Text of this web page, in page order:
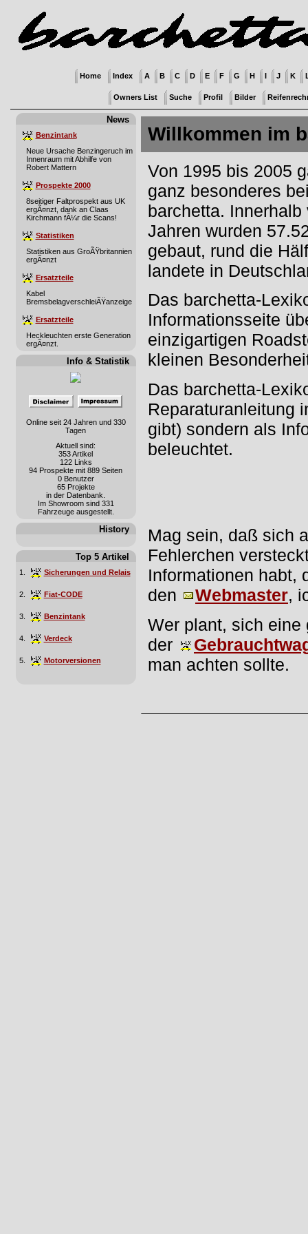
Home Index A B C D E F G H I J K
Owners List Suche Profil Bilder
News
Benzintank
Neue Ursache Benzingeruch im
Innenraum mit Abhilfe von
Robert Mattern
Prospekte 2000
8seitiger Faltprospekt aus UK
ergÃ¤nzt, dank an Claas
Kirchmann fÃ¼r die Scans!
Statistiken
Statistiken aus GroÃŸbritannien
ergÃ¤nzt
Ersatzteile
Kabel
BremsbelagverschleiÃŸanzeige
Ersatzteile
Heckleuchten erste Generation
ergÃ¤nzt.
Info & Statistik
Online seit 24 Jahren und 330
Tagen
Aktuell sind:
353 Artikel
122 Links
94 Prospekte mit 889 Seiten
0 Benutzer
65 Projekte
in der Datenbank.
Im Showroom sind 331
Fahrzeuge ausgestellt.
History
Top 5 Artikel
1. Sicherungen und Relais
2. Fiat-CODE
3. Benzintank
4. Verdeck
5. Motorversionen
Willkommen im
Von 1995 bis 2005
ganz besonderes
barchetta.
Jahren wurden
gebaut, rund die
landete in
Das barchetta-
Informationsseite
einzigartigen
kleinen
Das barchetta-
Reparaturanleitung
gibt) sondern als
beleuchtet.
Mag sein, daß sich
Fehlerchen
Informationen habt,
den
Webmaster,
Wer plant, sich eine
der
man achten sollte.